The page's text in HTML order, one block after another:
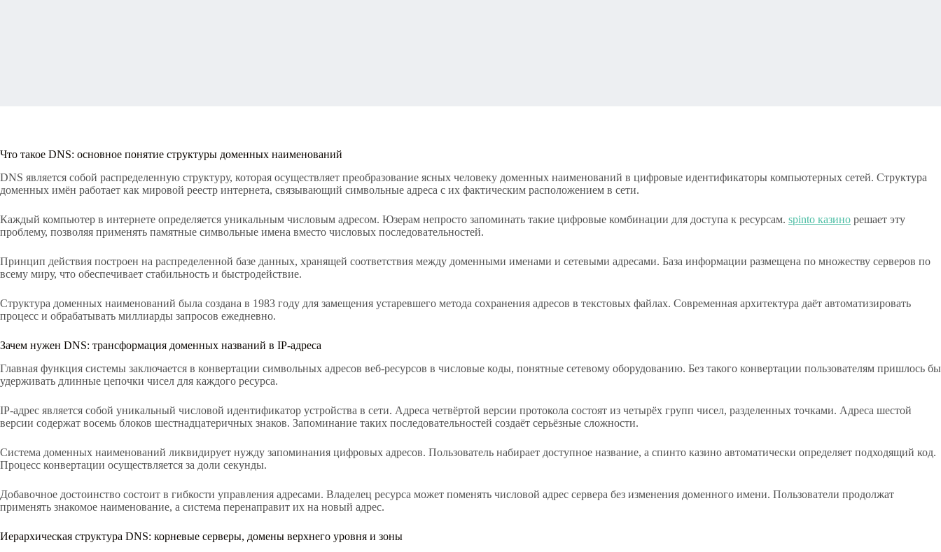
Что такое DNS: основное понятие структуры доменных наименований
DNS является собой распределенную структуру, которая осуществляет преобразование ясных человеку доменных наименований в цифровые идентификаторы компьютерных сетей. Структура
доменных имён работает как мировой реестр интернета, связывающий символьные адреса с их фактическим расположением в сети.
Каждый компьютер в интернете определяется уникальным числовым адресом. Юзерам непросто запоминать такие цифровые комбинации для доступа к ресурсам. spinto казино решает эту
проблему, позволяя применять памятные символьные имена вместо числовых последовательностей.
Принцип действия построен на распределенной базе данных, хранящей соответствия между доменными именами и сетевыми адресами. База информации размещена по множеству серверов по
всему миру, что обеспечивает стабильность и быстродействие.
Структура доменных наименований была создана в 1983 году для замещения устаревшего метода сохранения адресов в текстовых файлах. Современная архитектура даёт автоматизировать
процесс и обрабатывать миллиарды запросов ежедневно.
Зачем нужен DNS: трансформация доменных названий в IP-адреса
Главная функция системы заключается в конвертации символьных адресов веб-ресурсов в числовые коды, понятные сетевому оборудованию. Без такого конвертации пользователям пришлось бы
удерживать длинные цепочки чисел для каждого ресурса.
IP-адрес является собой уникальный числовой идентификатор устройства в сети. Адреса четвёртой версии протокола состоят из четырёх групп чисел, разделенных точками. Адреса шестой
версии содержат восемь блоков шестнадцатеричных знаков. Запоминание таких последовательностей создаёт серьёзные сложности.
Система доменных наименований ликвидирует нужду запоминания цифровых адресов. Пользователь набирает доступное название, а спинто казино автоматически определяет подходящий код.
Процесс конвертации осуществляется за доли секунды.
Добавочное достоинство состоит в гибкости управления адресами. Владелец ресурса может поменять числовой адрес сервера без изменения доменного имени. Пользователи продолжат
применять знакомое наименование, а система перенаправит их на новый адрес.
Иерархическая структура DNS: корневые серверы, домены верхнего уровня и зоны